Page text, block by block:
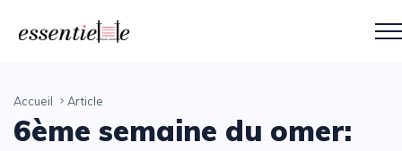
Accueil Article
6ème semaine du omer: